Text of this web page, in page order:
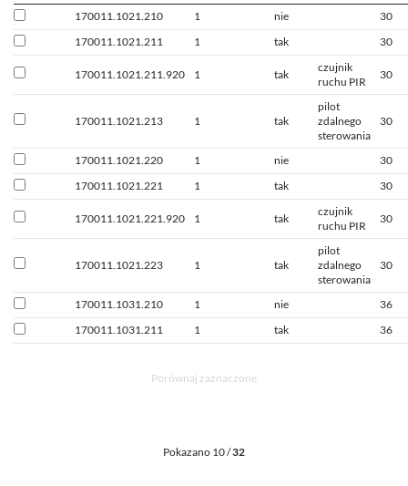
170011.1021.210 1 nie
30
170011.1021.211
1 tak 30
170011.1021.211.920 1 tak
czujnik
ruchu PIR
30
170011.1021.213 1 tak
pilot
zdalnego
sterowania
30
170011.1021.220 1 nie
30
170011.1021.221
1 tak 30
170011.1021.221.920 1 tak
czujnik
ruchu PIR
30
170011.1021.223 1 tak
pilot
zdalnego
sterowania
30
170011.1031.210 1 nie
36
170011.1031.211
1 tak 36
Porównaj zaznaczone
Pokazano 10 /32